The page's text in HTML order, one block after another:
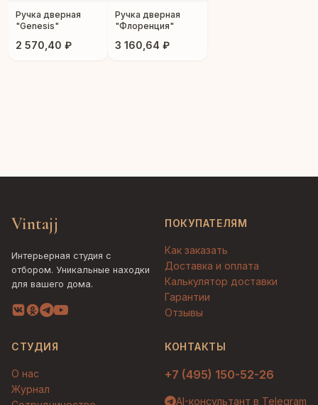
Ручка дверная
"Genesis"
2 570,40 ₽
Ручка дверная
"Флоренция"
3 160,64 ₽
Vintajj
Интерьерная студия с
отбором. Уникальные находки
для вашего дома.
ПОКУПАТЕЛЯМ
Как заказать
Доставка и оплата
Калькулятор доставки
Гарантии
Отзывы
СТУДИЯ
О нас
Журнал
КОНТАКТЫ
+7 (495) 150-52-26
AI-консультант в Telegram